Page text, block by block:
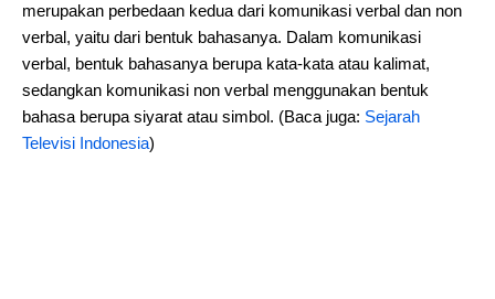
merupakan perbedaan kedua dari komunikasi verbal dan non
verbal, yaitu dari bentuk bahasanya. Dalam komunikasi
verbal, bentuk bahasanya berupa kata-kata atau kalimat,
sedangkan komunikasi non verbal menggunakan bentuk
bahasa berupa siyarat atau simbol. (Baca juga: Sejarah
Televisi Indonesia)